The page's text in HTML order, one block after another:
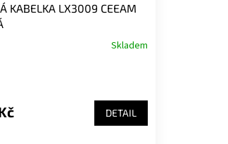
KABELKA LX3009 CEEAM
Skladem
DETAIL